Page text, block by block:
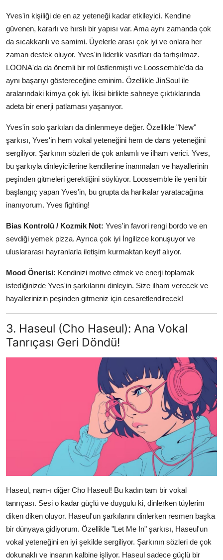
Yves'in kişiliği de en az yeteneği kadar etkileyici. Kendine
güvenen, kararlı ve hırslı bir yapısı var. Ama aynı zamanda çok
da sıcakkanlı ve samimi. Üyelerle arası çok iyi ve onlara her
zaman destek oluyor. Yves'in liderlik vasıfları da tartışılmaz.
LOONA'da da önemli bir rol üstlenmişti ve Loossemble'da da
aynı başarıyı göstereceğine eminim. Özellikle JinSoul ile
aralarındaki kimya çok iyi. İkisi birlikte sahneye çıktıklarında
adeta bir enerji patlaması yaşanıyor.
Yves'in solo şarkıları da dinlenmeye değer. Özellikle "New"
şarkısı, Yves'in hem vokal yeteneğini hem de dans yeteneğini
sergiliyor. Şarkının sözleri de çok anlamlı ve ilham verici. Yves,
bu şarkıyla dinleyicilerine kendilerine inanmaları ve hayallerinin
peşinden gitmeleri gerektiğini söylüyor. Loossemble ile yeni bir
başlangıç yapan Yves'in, bu grupta da harikalar yaratacağına
inanıyorum. Yves fighting!
Bias Kontrolü / Kozmik Not: Yves'in favori rengi bordo ve en
sevdiği yemek pizza. Ayrıca çok iyi İngilizce konuşuyor ve
uluslararası hayranlarla iletişim kurmaktan keyif alıyor.
Mood Önerisi: Kendinizi motive etmek ve enerji toplamak
istediğinizde Yves'in şarkılarını dinleyin. Size ilham verecek ve
hayallerinizin peşinden gitmeniz için cesaretlendirecek!
3. Haseul (Cho Haseul): Ana Vokal
Tanrıçası Geri Döndü!
Haseul, nam-ı diğer Cho Haseul! Bu kadın tam bir vokal
tanrıçası. Sesi o kadar güçlü ve duygulu ki, dinlerken tüylerim
diken diken oluyor. Haseul'un şarkılarını dinlerken resmen başka
bir dünyaya gidiyorum. Özellikle "Let Me In" şarkısı, Haseul'un
vokal yeteneğini en iyi şekilde sergiliyor. Şarkının sözleri de çok
dokunaklı ve insanın kalbine işliyor. Haseul sadece güçlü bir